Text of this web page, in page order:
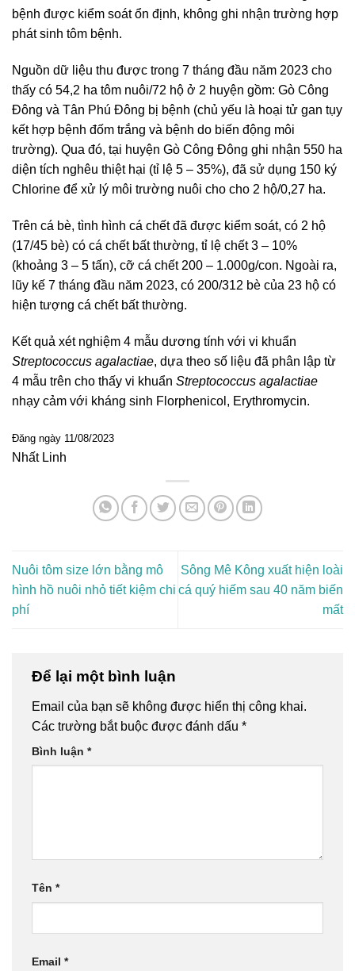
bệnh được kiểm soát ổn định, không ghi nhận trường hợp
phát sinh tôm bệnh.
Nguồn dữ liệu thu được trong 7 tháng đầu năm 2023 cho
thấy có 54,2 ha tôm nuôi/72 hộ ở 2 huyện gồm: Gò Công
Đông và Tân Phú Đông bị bệnh (chủ yếu là hoại tử gan tụy
kết hợp bệnh đốm trắng và bệnh do biến động môi
trường). Qua đó, tại huyện Gò Công Đông ghi nhận 550 ha
diện tích nghêu thiệt hại (tỉ lệ 5 – 35%), đã sử dụng 150 ký
Chlorine để xử lý môi trường nuôi cho cho 2 hộ/0,27 ha.
Trên cá bè, tình hình cá chết đã được kiểm soát, có 2 hộ
(17/45 bè) có cá chết bất thường, tỉ lệ chết 3 – 10%
(khoảng 3 – 5 tấn), cỡ cá chết 200 – 1.000g/con. Ngoài ra,
lũy kế 7 tháng đầu năm 2023, có 200/312 bè của 23 hộ có
hiện tượng cá chết bất thường.
Kết quả xét nghiệm 4 mẫu dương tính với vi khuẩn
Streptococcus agalactiae, dựa theo số liệu đã phân lập từ
4 mẫu trên cho thấy vi khuẩn Streptococcus agalactiae
nhạy cảm với kháng sinh Florphenicol, Erythromycin.
Đăng ngày 11/08/2023
Nhất Linh
Nuôi tôm size lớn bằng mô
hình hồ nuôi nhỏ tiết kiệm chi
phí
Sông Mê Kông xuất hiện loài
cá quý hiếm sau 40 năm biến
mất
Để lại một bình luận
Email của bạn sẽ không được hiển thị công khai.
Các trường bắt buộc được đánh dấu *
Bình luận *
Tên *
Email *